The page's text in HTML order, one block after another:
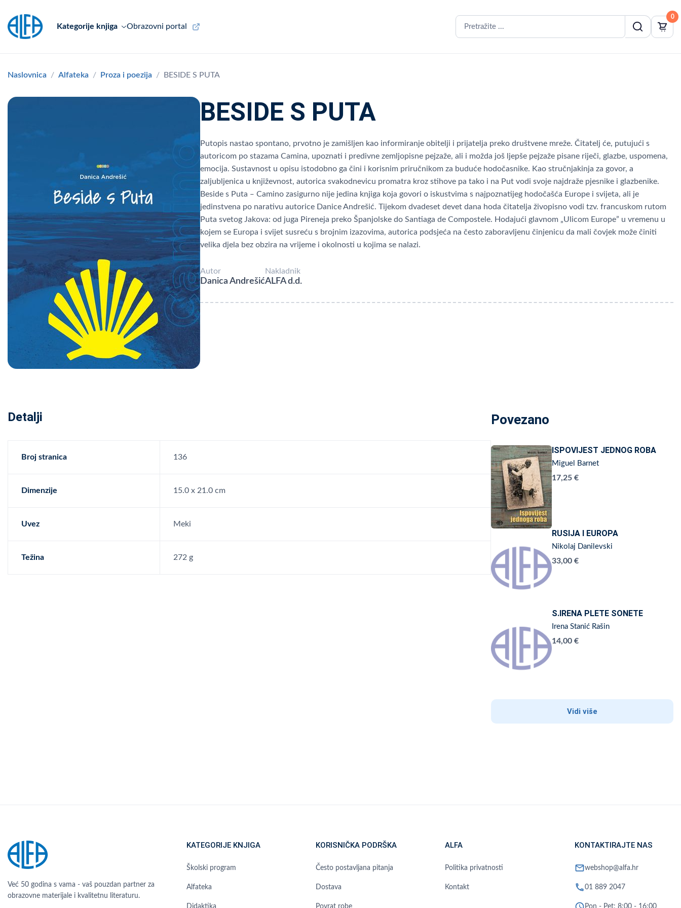
Kategorije knjiga Obrazovni portal
0
Naslovnica Alfateka Proza i poezija BESIDE S PUTA
BESIDE S PUTA
Putopis nastao spontano, prvotno je zamišljen kao informiranje obitelji i prijatelja preko društvene mreže. Čitatelj će, putujući s
autoricom po stazama Camina, upoznati i predivne zemljopisne pejzaže, ali i možda još ljepše pejzaže pisane riječi, glazbe, uspomena,
emocija. Sustavnost u opisu istodobno ga čini i korisnim priručnikom za buduće hodočasnike. Kao stručnjakinja za govor, a
zaljubljenica u književnost, autorica svakodnevicu promatra kroz stihove pa tako i na Put vodi svoje najdraže pjesnike i glazbenike.
Beside s Puta ‒ Camino zasigurno nije jedina knjiga koja govori o iskustvima s najpoznatijeg hodočašća Europe i svijeta, ali je
jedinstvena po narativu autorice Danice Andrešić. Tijekom dvadeset devet dana hoda čitatelja živopisno vodi tzv. francuskom rutom
Puta svetog Jakova: od juga Pireneja preko Španjolske do Santiaga de Compostele. Hodajući glavnom „Ulicom Europe” u vremenu u
kojem se Europa i svijet susreću s brojnim izazovima, autorica podsjeća na često zaboravljenu činjenicu da mali čovjek može činiti
velika djela bez obzira na vrijeme i okolnosti u kojima se nalazi.
Autor
Danica Andrešić
Nakladnik
ALFA d.d.
Detalji
Broj stranica 136
Dimenzije 15.0 x 21.0 cm
Uvez Meki
Težina 272 g
Povezano
ISPOVIJEST JEDNOG ROBA
Miguel Barnet
17,25 €
RUSIJA I EUROPA
Nikolaj Danilevski
33,00 €
S.IRENA PLETE SONETE
Irena Stanić Rašin
14,00 €
Vidi više
Već 50 godina s vama - vaš pouzdan partner za
obrazovne materijale i kvalitetnu literaturu.
KATEGORIJE KNJIGA
Školski program
Alfateka
Didaktika
KORISNIČKA PODRŠKA
Često postavljana pitanja
Dostava
Povrat robe
ALFA
Politika privatnosti
Kontakt
KONTAKTIRAJTE NAS
mailwebshop@alfa.hr
phone01 889 2047
Pon - Pet: 8:00 - 16:00